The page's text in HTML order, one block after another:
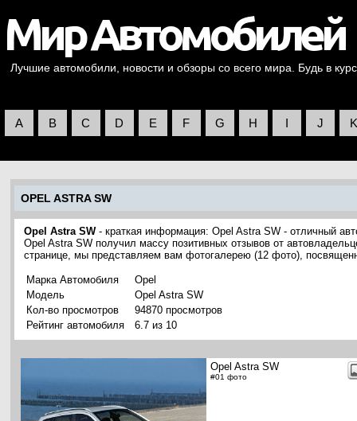
Лучшие автомобили, новости и обзоры со всего мира. Будь в
A B C D E F G H I J K
OPEL ASTRA SW
Opel Astra SW- краткая информация: Opel Astra SW - отличный
Opel Astra SW получил массу позитивных отзывов от
странице, мы представляем вам фотогалерею (12 фото),
Марка Автомобиля
Opel
Модель
Opel Astra SW
Кол-во просмотров
94870 просмотров
Рейтинг автомобиля
6.7 из 10
Opel Astra SW
#01 фото